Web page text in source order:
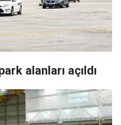
alanları açıldı